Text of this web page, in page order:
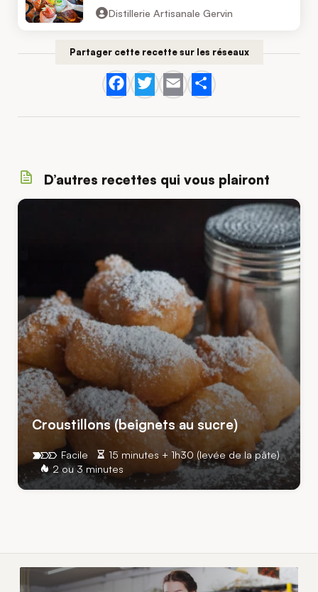
Distillerie Artisanale Gervin
Partager cette recette sur les réseaux
Facebook
Twitter
EmailShare
D’autres recettes qui vous plairont
Croustillons (beignets au sucre)
15 minutes + 1h30 (levée de la pâte)
2 ou 3 minutes
Facile